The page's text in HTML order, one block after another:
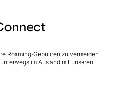
Roaming-Gebühren zu vermeiden.
im Ausland mit unseren